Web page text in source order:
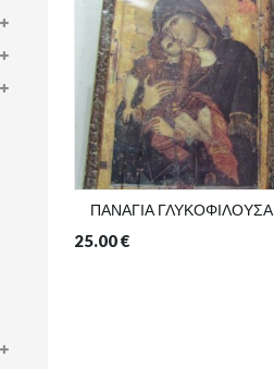
ΠΑΝΑΓΙΑ ΓΛΥΚΟΦΙΛΟΥΣΑ
25.00€